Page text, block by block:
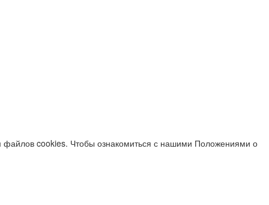
cookies. Чтобы ознакомиться с нашими Положениями о